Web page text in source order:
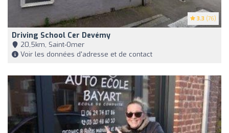
3.3 (76)
Driving School Cer Devémy
20,5km, Saint-Omer
Voir les données d'adresse et de contact